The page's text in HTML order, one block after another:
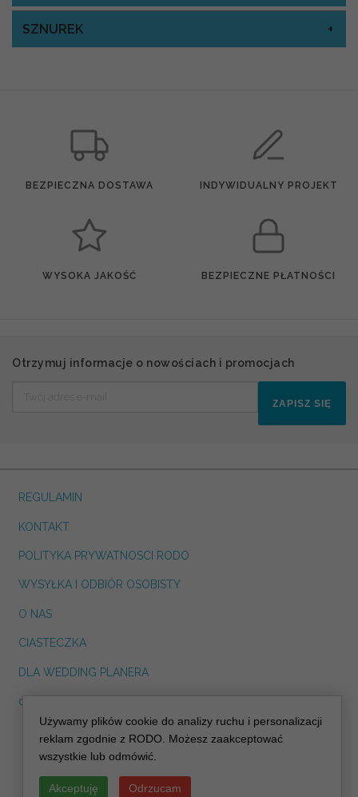
SZNUREK
BEZPIECZNA DOSTAWA INDYWIDUALNY PROJEKT
WYSOKA JAKOŚĆ BEZPIECZNE PŁATNOŚCI
Otrzymuj informacje o nowościach i promocjach
ZAPISZ SIĘ
REGULAMIN
KONTAKT
POLITYKA PRYWATNOSCI RODO
WYSYŁKA I ODBIÓR OSOBISTY
O NAS
CIASTECZKA
DLA WEDDING PLANERA
dreskot.com
info@decoris.pl
Używamy plików cookie do analizy ruchu i personalizacji
reklam zgodnie z RODO. Możesz zaakceptować
wszystkie lub odmówić.
Akceptuję Odrzucam